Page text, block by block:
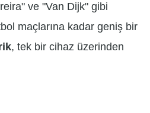
ve "Van Dijk" gibi
maçlarına kadar geniş bir
, tek bir cihaz üzerinden